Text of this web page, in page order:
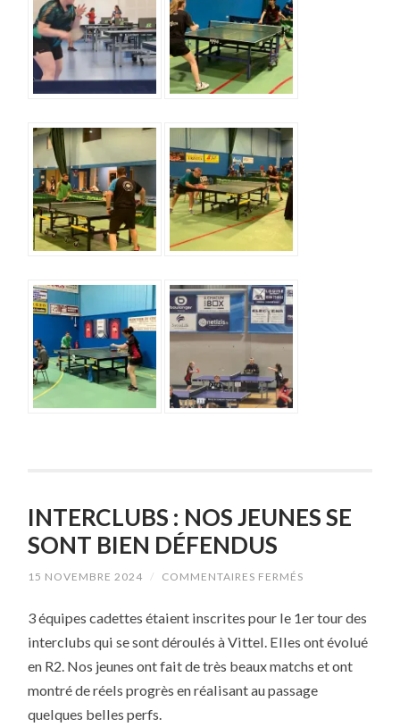
INTERCLUBS : NOS JEUNES SE
SONT BIEN DÉFENDUS
15 NOVEMBRE 2024 / COMMENTAIRES FERMÉS
NOS
SE
BIEN
3 équipes cadettes étaient inscrites pour le 1er tour des
interclubs qui se sont déroulés à Vittel. Elles ont évolué
en R2. Nos jeunes ont fait de très beaux matchs et ont
montré de réels progrès en réalisant au passage
quelques belles perfs.